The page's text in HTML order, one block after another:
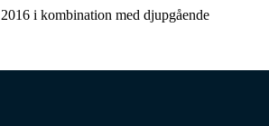
i kombination med djupgående